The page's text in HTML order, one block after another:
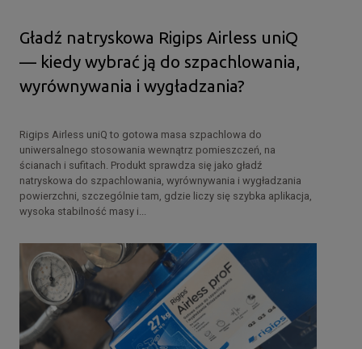
Gładź natryskowa Rigips Airless uniQ
— kiedy wybrać ją do szpachlowania,
wyrównywania i wygładzania?
Rigips Airless uniQ to gotowa masa szpachlowa do
uniwersalnego stosowania wewnątrz pomieszczeń, na
ścianach i sufitach. Produkt sprawdza się jako gładź
natryskowa do szpachlowania, wyrównywania i wygładzania
powierzchni, szczególnie tam, gdzie liczy się szybka aplikacja,
wysoka stabilność masy i...